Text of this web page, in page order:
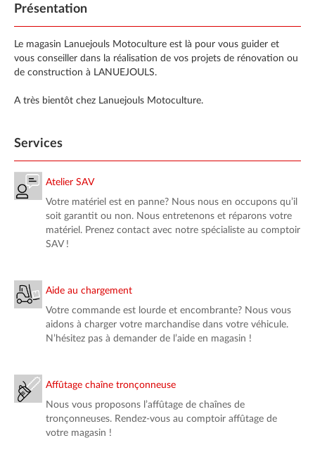
Présentation
Le magasin Lanuejouls Motoculture est là pour vous guider et
vous conseiller dans la réalisation de vos projets de rénovation ou
de construction à LANUEJOULS.
A très bientôt chez Lanuejouls Motoculture.
Services
Atelier SAV
Votre matériel est en panne? Nous nous en occupons qu’il
soit garantit ou non. Nous entretenons et réparons votre
matériel. Prenez contact avec notre spécialiste au comptoir
SAV !
Aide au chargement
Votre commande est lourde et encombrante? Nous vous
aidons à charger votre marchandise dans votre véhicule.
N’hésitez pas à demander de l’aide en magasin !
Affûtage chaîne tronçonneuse
Nous vous proposons l’affûtage de chaînes de
tronçonneuses. Rendez-vous au comptoir affûtage de
votre magasin !